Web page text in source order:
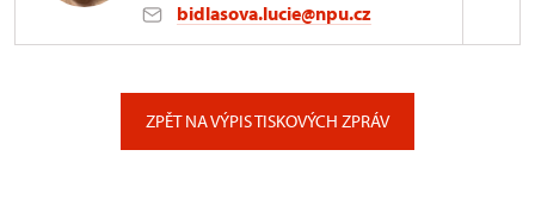
bidlasova.lucie@npu.cz
ZPĚT NA VÝPIS TISKOVÝCH ZPRÁV